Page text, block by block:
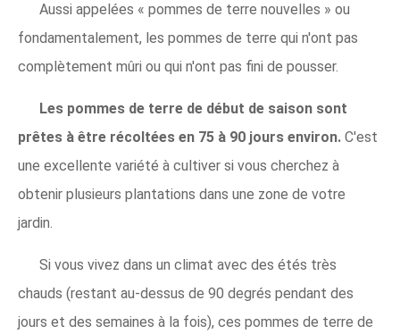
Aussi appelées « pommes de terre nouvelles » ou
fondamentalement, les pommes de terre qui n'ont pas
complètement mûri ou qui n'ont pas fini de pousser.
Les pommes de terre de début de saison sont
prêtes à être récoltées en 75 à 90 jours environ. C'est
une excellente variété à cultiver si vous cherchez à
obtenir plusieurs plantations dans une zone de votre
jardin.
Si vous vivez dans un climat avec des étés très
chauds (restant au-dessus de 90 degrés pendant des
jours et des semaines à la fois), ces pommes de terre de